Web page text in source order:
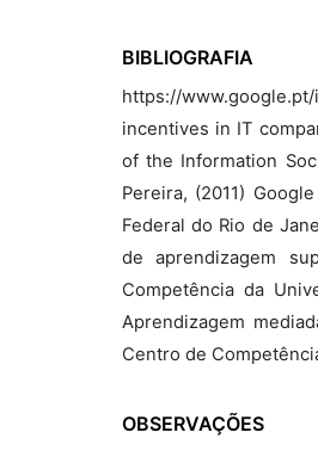
BIBLIOGRAFIA
https://
incentives in IT
of the Information
Pereira, (2011)
Federal do Rio de
de aprendizagem
Competência da
Aprendizagem
Centro de
OBSERVAÇÕES